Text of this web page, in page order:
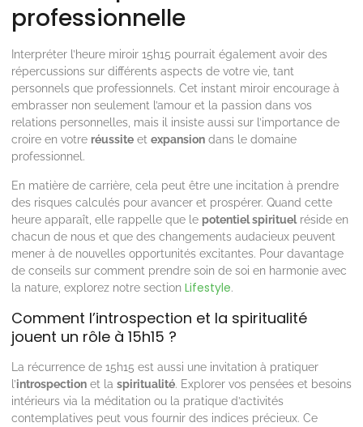
professionnelle
Interpréter l’heure miroir 15h15 pourrait également avoir des
répercussions sur différents aspects de votre vie, tant
personnels que professionnels. Cet instant miroir encourage à
embrasser non seulement l’amour et la passion dans vos
relations personnelles, mais il insiste aussi sur l’importance de
croire en votre réussite et expansion dans le domaine
professionnel.
En matière de carrière, cela peut être une incitation à prendre
des risques calculés pour avancer et prospérer. Quand cette
heure apparaît, elle rappelle que le potentiel spirituelréside en
chacun de nous et que des changements audacieux peuvent
mener à de nouvelles opportunités excitantes. Pour davantage
de conseils sur comment prendre soin de soi en harmonie avec
la nature, explorez notre section Lifestyle.
Comment l’introspection et la spiritualité
jouent un rôle à 15h15 ?
La récurrence de 15h15 est aussi une invitation à pratiquer
l’introspection et la spiritualité. Explorer vos pensées et besoins
intérieurs via la méditation ou la pratique d’activités
contemplatives peut vous fournir des indices précieux. Ce